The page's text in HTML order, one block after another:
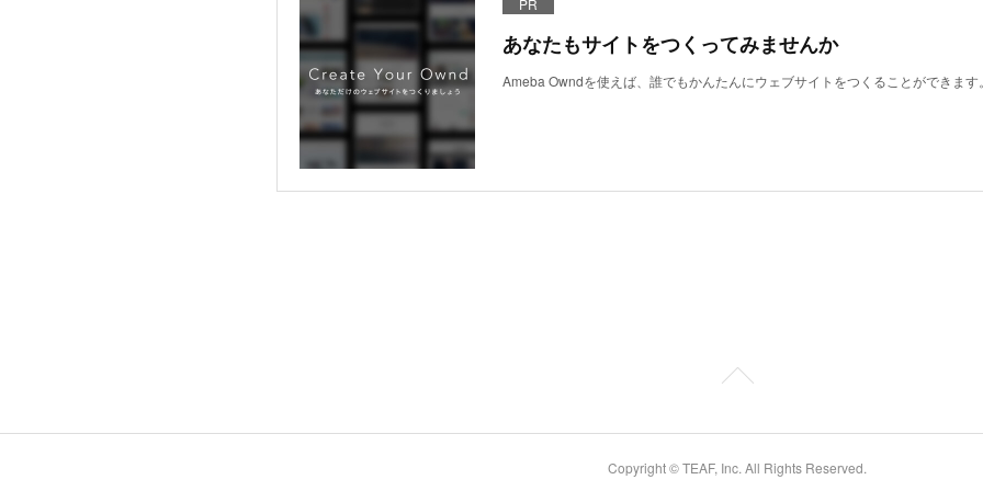
PR
あなたもサイトをつくってみませんか
Ameba Owndを使えば、誰でもかんたんにウェブサイトをつくることができます
Copyright © TEAF, Inc. All Rights Reserved.